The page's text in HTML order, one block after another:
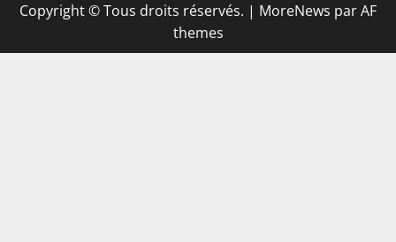
Copyright © Tous droits réservés. | MoreNews par AF
themes